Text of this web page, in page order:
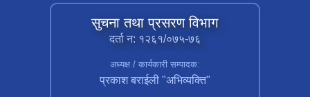
सुचना तथा प्रसरण विभाग
दर्ता न: १२६१/०७५-७६
अध्यक्ष / कार्यकारी सम्पादक:
प्रकाश बराईली "अभिव्यक्ति"